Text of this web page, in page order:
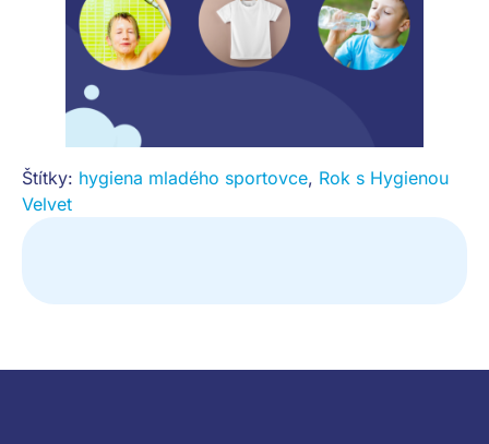
Štítky: hygiena mladého sportovce, Rok s Hygienou
Velvet